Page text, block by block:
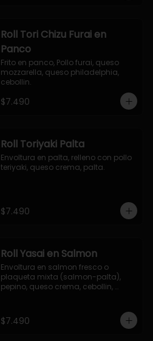
Roll Tori Chizu Furai en
Panco
Frito en panco, Pollo furai, queso
mozzarella, queso philadelphia,
cebollin.
$7.490
Roll Toriyaki Palta
Envoltura en palta, relleno con pollo
teriyaki, queso crema, palta.
$7.490
Roll Yasai en Salmon
Envoltura en salmon fresco o
plaqueta mixta (salmon-palta),
pepino, queso crema, cebollin,
$7.490